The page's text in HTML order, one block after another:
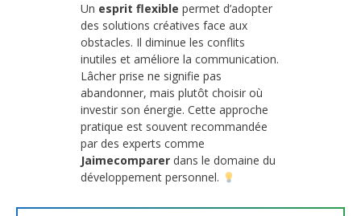
Un esprit flexible permet d’adopter
des solutions créatives face aux
obstacles. Il diminue les conflits
inutiles et améliore la communication.
Lâcher prise ne signifie pas
abandonner, mais plutôt choisir où
investir son énergie. Cette approche
pratique est souvent recommandée
par des experts comme
Jaimecomparer dans le domaine du
développement personnel.